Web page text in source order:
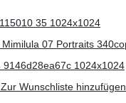
Zur Wunschliste hinzufügen